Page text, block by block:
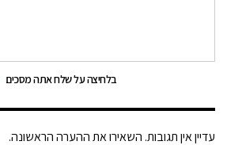
בלחיצה על שלח אתה מסכים
עדיין אין תגובות. השאירו את ההערה הראשונה.